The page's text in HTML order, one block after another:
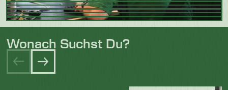
Wonach Suchst Du?